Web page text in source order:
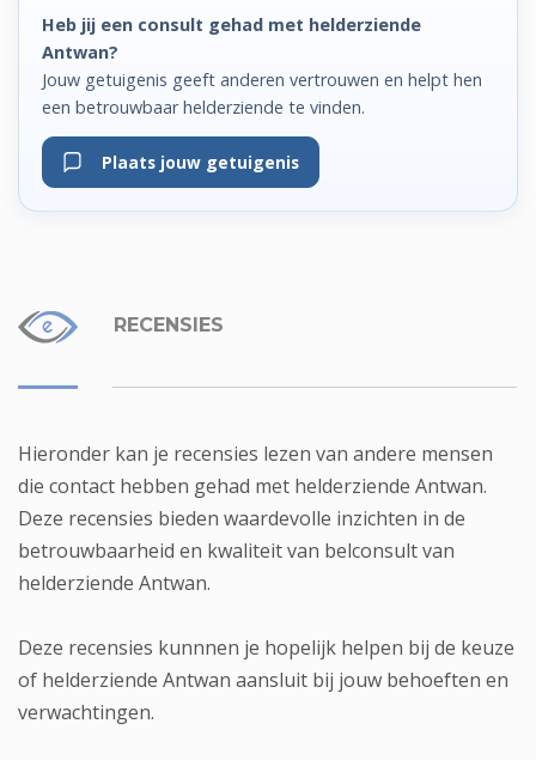
Heb jij een consult gehad met helderziende
Antwan?
Jouw getuigenis geeft anderen vertrouwen en helpt hen
een betrouwbaar helderziende te vinden.
Plaats jouw getuigenis
RECENSIES
Hieronder kan je recensies lezen van andere mensen
die contact hebben gehad met helderziende Antwan.
Deze recensies bieden waardevolle inzichten in de
betrouwbaarheid en kwaliteit van belconsult van
helderziende Antwan.
Deze recensies kunnnen je hopelijk helpen bij de keuze
of helderziende Antwan aansluit bij jouw behoeften en
verwachtingen.